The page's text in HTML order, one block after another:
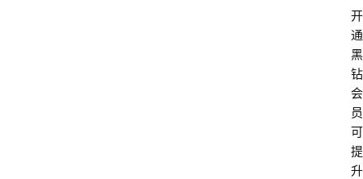
开
通
黑
钻
会
员
可
提
升